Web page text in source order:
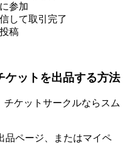
参加
して取引完了
稿
ットを出品する方法
ケットサークルならスム
品ページ、またはマイペ